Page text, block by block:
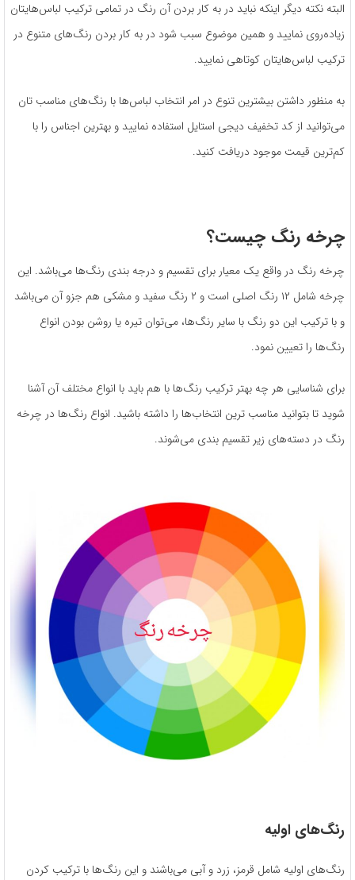
البته نکته دیگر اینکه نباید در به کار بردن آن رنگ در تمامی ترکیب لباس‌هایتان
زیاده‌روی نمایید و همین موضوع سبب شود در به کار بردن رنگ‌های متنوع در
ترکیب لباس‌هایتان کوتاهی نمایید.
به منظور داشتن بیشترین تنوع در امر انتخاب لباس‌ها با رنگ‌های مناسب تان
می‌توانید از کد تخفیف دیجی استایل استفاده نمایید و بهترین اجناس را با
کم‌ترین قیمت موجود دریافت کنید.
چرخه رنگ چیست؟
چرخه رنگ در واقع یک معیار برای تقسیم و درجه بندی رنگ‌ها می‌باشد. این
چرخه شامل ۱۲ رنگ اصلی است و ۲ رنگ سفید و مشکی هم جزو آن می‌باشد
و با ترکیب این دو رنگ با سایر رنگ‌ها، می‌توان تیره یا روشن بودن انواع
رنگ‌ها را تعیین نمود.
برای شناسایی هر چه بهتر ترکیب رنگ‌ها با هم باید با انواع مختلف آن آشنا
شوید تا بتوانید مناسب‌ ترین انتخاب‌ها را داشته باشید. انواع رنگ‌ها در چرخه
رنگ در دسته‌های زیر تقسیم بندی می‌شوند.
رنگ‌های اولیه
رنگ‌های اولیه شامل قرمز، زرد و آبی می‌باشند و این رنگ‌ها با ترکیب کردن